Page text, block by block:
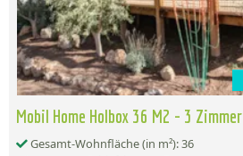
Mobil Home Holbox 36 M2 - 3 Zimmer
Gesamt-Wohnfläche (in m²): 36